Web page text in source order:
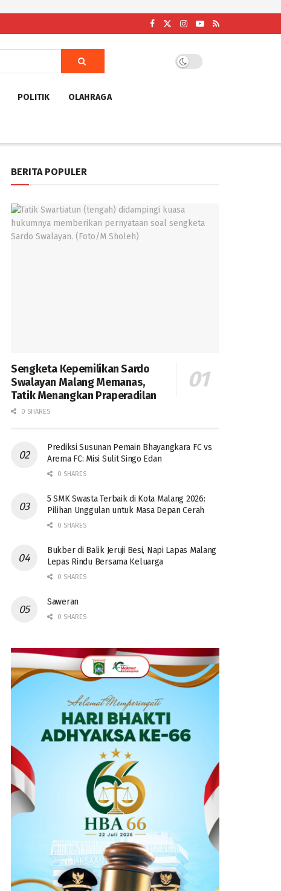
POLITIK OLAHRAGA
BERITA POPULER
Sengketa Kepemilikan Sardo
Swalayan Malang Memanas,
Tatik Menangkan Praperadilan
0 SHARES
Prediksi Susunan Pemain Bhayangkara FC vs
Arema FC: Misi Sulit Singo Edan
0 SHARES
5 SMK Swasta Terbaik di Kota Malang 2026:
Pilihan Unggulan untuk Masa Depan Cerah
0 SHARES
Bukber di Balik Jeruji Besi, Napi Lapas Malang
Lepas Rindu Bersama Keluarga
0 SHARES
Saweran
0 SHARES